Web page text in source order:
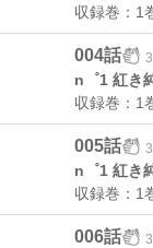
収録巻：1
004話
n゜1 紅き
収録巻：1
005話
n゜1 紅き
収録巻：1
006話